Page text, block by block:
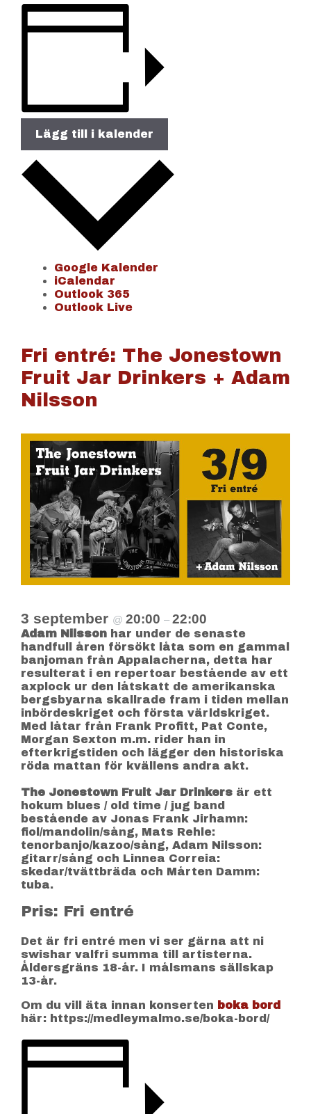
Lägg till i kalender
Google Kalender
iCalendar
Outlook 365
Outlook Live
Fri entré: The Jonestown
Fruit Jar Drinkers + Adam
Nilsson
3 september @ 20:00 – 22:00
Adam Nilsson har under de senaste
handfull åren försökt låta som en gammal
banjoman från Appalacherna, detta har
resulterat i en repertoar bestående av ett
axplock ur den låtskatt de amerikanska
bergsbyarna skallrade fram i tiden mellan
inbördeskriget och första världskriget.
Med låtar från Frank Profitt, Pat Conte,
Morgan Sexton m.m. rider han in
efterkrigstiden och lägger den historiska
röda mattan för kvällens andra akt.
The Jonestown Fruit Jar Drinkers är ett
hokum blues / old time / jug band
bestående av Jonas Frank Jirhamn:
fiol/mandolin/sång, Mats Rehle:
tenorbanjo/kazoo/sång, Adam Nilsson:
gitarr/sång och Linnea Correia:
skedar/tvättbräda och Mårten Damm:
tuba.
Pris: Fri entré
Det är fri entré men vi ser gärna att ni
swishar valfri summa till artisterna.
Åldersgräns 18-år. I målsmans sällskap
13-år.
Om du vill äta innan konserten boka bord
här: https://medleymalmo.se/boka-bord/